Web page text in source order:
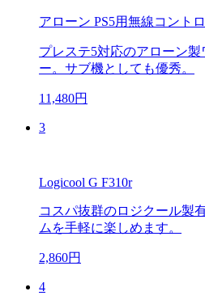
アローン PS5用無線コント
プレステ5対応のアローン
ー。サブ機としても優秀。
11,480円
3
Logicool G F310r
コスパ抜群のロジクール製
ムを手軽に楽しめます。
2,860円
4